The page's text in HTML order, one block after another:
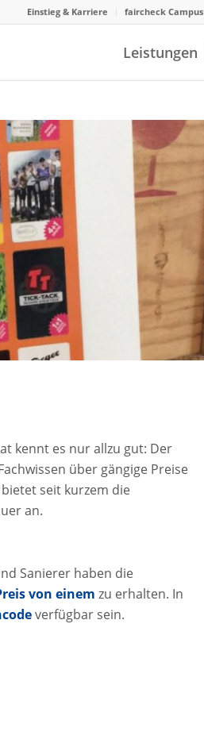
Einstieg & Karriere faircheck Campus
Leistungen
kennt es nur allzu gut: Der
über gängige Preise
seit kurzem die
an.
Sanierer haben die
von einem zu erhalten. In
verfügbar sein.